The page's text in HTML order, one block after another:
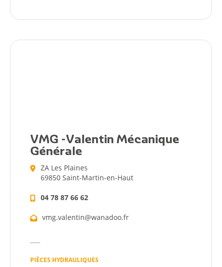
VMG -Valentin Mécanique
Générale
ZA Les Plaines
69850 Saint-Martin-en-Haut
04 78 87 66 62
vmg.valentin@wanadoo.fr
PIÈCES HYDRAULIQUES